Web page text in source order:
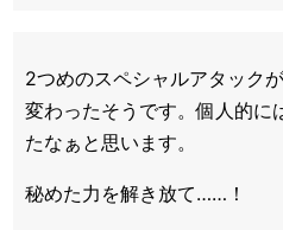
2つめのスペシャルアタック
変わったそうです。個人的に
たなぁと思います。
秘めた力を解き放て……！